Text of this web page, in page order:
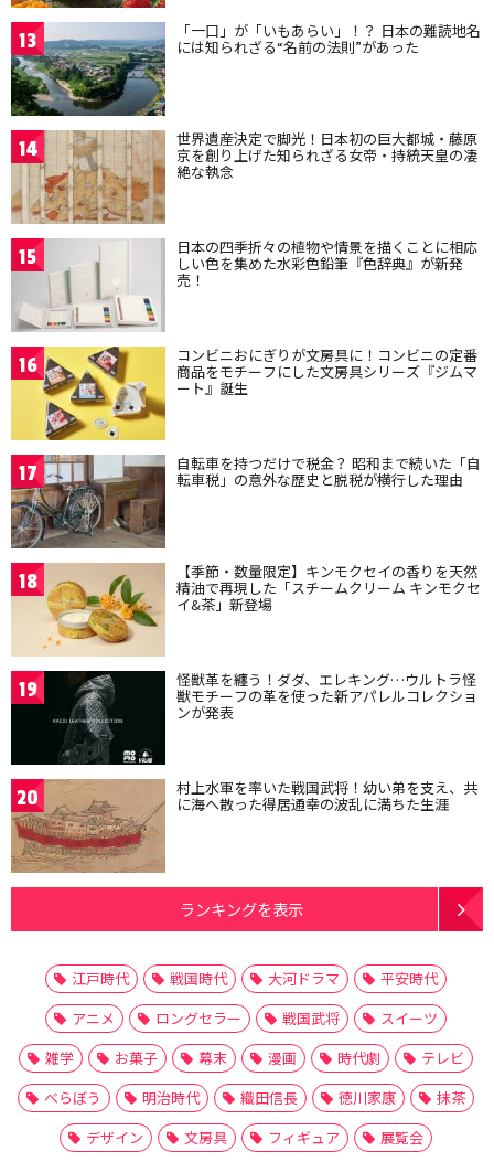
13 「一口」が「いもあらい」！？ 日本の難読地名
には知られざる“名前の法則”があった
14 世界遺産決定で脚光！日本初の巨大都城・藤原
京を創り上げた知られざる女帝・持統天皇の凄
絶な執念
15 日本の四季折々の植物や情景を描くことに相応
しい色を集めた水彩色鉛筆『色辞典』が新発
売！
16 コンビニおにぎりが文房具に！コンビニの定番
商品をモチーフにした文房具シリーズ『ジムマ
ート』誕生
17 自転車を持つだけで税金？ 昭和まで続いた「自
転車税」の意外な歴史と脱税が横行した理由
18 【季節・数量限定】キンモクセイの香りを天然
精油で再現した「スチームクリーム キンモクセ
イ&茶」新登場
19 怪獣革を纏う！ダダ、エレキング…ウルトラ怪
獣モチーフの革を使った新アパレルコレクショ
ンが発表
20 村上水軍を率いた戦国武将！幼い弟を支え、共
に海へ散った得居通幸の波乱に満ちた生涯
ランキングを表示
江戸時代 戦国時代 大河ドラマ
平安時代
アニメ
ロングセラー 戦国武将
スイーツ
雑学
お菓子 幕末 漫画 時代劇
テレビ
べらぼう
明治時代 織田信長 徳川家康
抹茶
デザイン
文房具 フィギュア
展覧会